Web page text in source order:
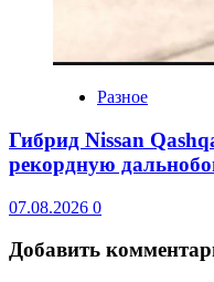
Разное
Гибрид Nissan
рекордную
07.08.2026 0
Добавить